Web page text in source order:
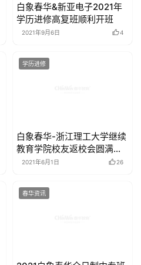
白象春华&新亚电子2021年
学历进修高复班顺利开班
2021年9月6日 4
学历进修
白象春华-浙江理工大学继续
教育学院校友返校会圆满开
展2021年6月1日 26
春华资讯